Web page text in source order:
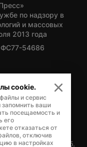
по надзору в
и массовых
2013 года
ФС77-54686
политики Ямало-
Кнунянца, д.1, каб.
cookie.
и сервис
ваши
посещаемость и
его
отказаться от
отключив
в настройках